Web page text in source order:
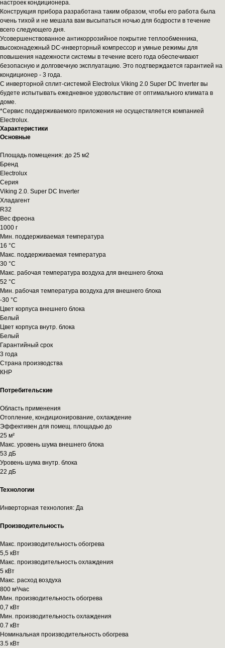
настроек кондиционера.
Конструкция прибора разработана таким образом, чтобы его работа была
очень тихой и не мешала вам высыпаться ночью для бодрости в течение
всего следующего дня.
Усовершенствованное антикоррозийное покрытие теплообменника,
высоконадежный DC-инверторный компрессор и умные режимы для
повышения надежности системы в течение всего года обеспечивают
безопасную и долговечную эксплуатацию. Это подтверждается гарантией на
кондиционер - 3 года.
С инверторной сплит-системой Electrolux Viking 2.0 Super DC Inverter вы
будете испытывать ежедневное удовольствие от оптимального климата в
доме.
*Cервис поддерживаемого приложения не осуществляется компанией
Electrolux.
Характеристики
Основные
Площадь помещения: до 25 м2
Бренд
Electrolux
Серия
Viking 2.0. Super DC Inverter
Хладагент
R32
Вес фреона
1000 г
Мин. поддерживаемая температура
16 °С
Макс. поддерживаемая температура
30 °С
Макс. рабочая температура воздуха для внешнего блока
52 °С
Мин. рабочая температура воздуха для внешнего блока
-30 °С
Цвет корпуса внешнего блока
Белый
Цвет корпуса внутр. блока
Белый
Гарантийный срок
3 года
Страна производства
КНР
Потребительские
Область применения
Отопление, кондиционирование, охлаждение
Эффективен для помещ. площадью до
25 м²
Макс. уровень шума внешнего блока
53 дБ
Уровень шума внутр. блока
22 дБ
Технологии
Инверторная технология: Да
Производительность
Макс. производительность обогрева
5,5 кВт
Макс. производительность охлаждения
5 кВт
Макс. расход воздуха
800 м³/час
Мин. производительность обогрева
0,7 кВт
Мин. производительность охлаждения
0.7 кВт
Номинальная производительность обогрева
3.5 кВт